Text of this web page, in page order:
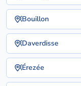
Bouillon
Daverdisse
Érezée